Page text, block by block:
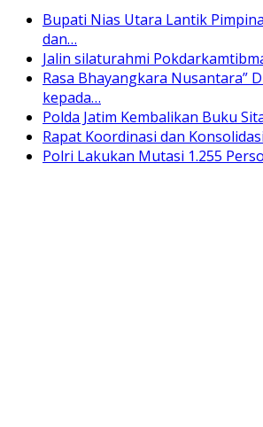
Bupati Nias Utara Lantik
dan…
Jalin silaturahmi
Rasa Bhayangkara Nusantara”
kepada…
Polda Jatim Kembalikan Buku
Rapat Koordinasi dan
Polri Lakukan Mutasi 1.255